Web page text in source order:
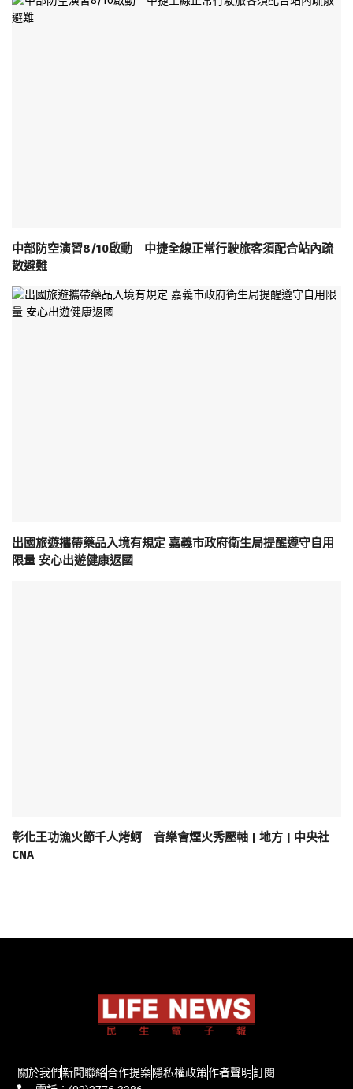
中部防空演習8/10啟動 中捷全線正常行駛旅客須配合站內疏
散避難
出國旅遊攜帶藥品入境有規定 嘉義市政府衛生局提醒遵守自用
限量 安心出遊健康返國
彰化王功漁火節千人烤蚵 音樂會煙火秀壓軸 | 地方 | 中央社
CNA
關於我們新聞聯絡合作提案隱私權政策作者聲明訂閱